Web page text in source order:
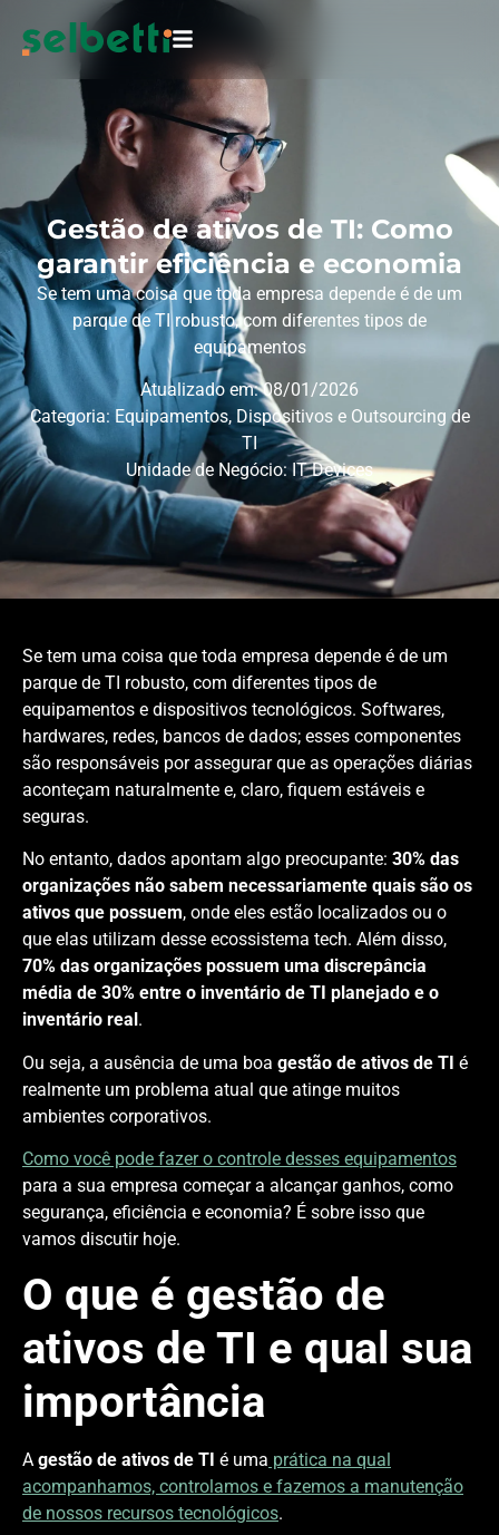
Gestão de ativos de TI: Como
garantir eficiência e economia
Se tem uma coisa que toda empresa depende é de um
parque de TI robusto, com diferentes tipos de
equipamentos
Atualizado em: 08/01/2026
Categoria: Equipamentos, Dispositivos e Outsourcing de
TI
Unidade de Negócio: IT Devices
Se tem uma coisa que toda empresa depende é de um
parque de TI robusto, com diferentes tipos de
equipamentos e dispositivos tecnológicos. Softwares,
hardwares, redes, bancos de dados; esses componentes
são responsáveis por assegurar que as operações diárias
aconteçam naturalmente e, claro, fiquem estáveis e
seguras.
No entanto, dados apontam algo preocupante: 30% das
organizações não sabem necessariamente quais são os
ativos que possuem, onde eles estão localizados ou o
que elas utilizam desse ecossistema tech. Além disso,
70% das organizações possuem uma discrepância
média de 30% entre o inventário de TI planejado e o
inventário real .
Ou seja, a ausência de uma boa gestão de ativos de TI é
realmente um problema atual que atinge muitos
ambientes corporativos.
Como você pode fazer o controle desses equipamentos
para a sua empresa começar a alcançar ganhos, como
segurança, eficiência e economia? É sobre isso que
vamos discutir hoje.
O que é gestão de
ativos de TI e qual sua
importância
A gestão de ativos de TI é uma prática na qual
acompanhamos, controlamos e fazemos a manutenção
de nossos recursos tecnológicos.